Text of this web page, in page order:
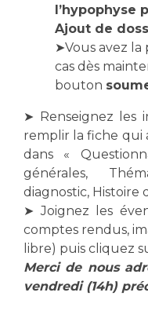
Médecine
Maladies rares
Maternité
Vos
La Commission Des
Les Comités Locaux
Adresser un
Centres de
Plateforme
Presse /
Communiqués de
Dossiers de presse
Médiathèque
Fournisseurs
l’hypophyse
Ajout de
➤Vous avez
cas dès
bouton
➤ Renseignez les
remplir la fiche qui
dans «
générales,
diagnostic, Histoire
➤ Joignez les
comptes rendus,
libre) puis cliquez
Merci de nous
vendredi (14h)